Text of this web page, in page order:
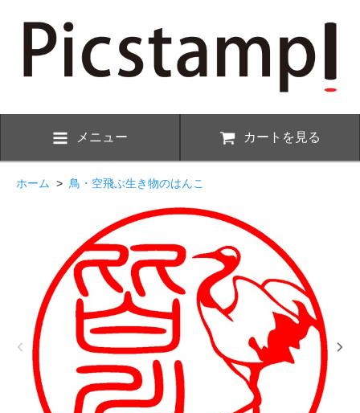
メニュー カートを見る
ホーム > 鳥・空飛ぶ生き物のはんこ